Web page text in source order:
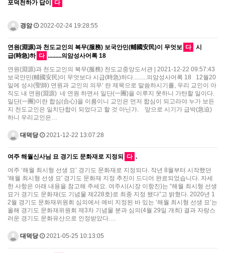
포덕천하가 답이 다
경암 2022-02-24 19:28:55
연원(淵源)과 천도교인의 복무(服務) 보국안민(輔國安民)이 무엇보 다
시
급(時急)하 다 .........의암성사어록 18
연원(淵源)과 천도교인의 복무(服務) 천도교중앙도서관 | 2021-12-22 09:57:43
보국안민(輔國安民)이 무엇보다 시급(時急)하다.........의암성사어록 18 12월20
일에 성사(聖師) 연원과 교인의 의무‘ 란 제목으로 말씀하시기를, 우리 교인이 아
직도 내 연원(淵源) 네 연원 하면서 일단(一團)을 이루지 못하니 가탄할 일이다.
일단(一團)이란 합심(合心)을 이름이니 교인은 먼저 합심이 되고라야 누가 보든
지 천도교인은 일치단합이 되었다고 할 것 아닌가. 앞으로 시기가 급박(急迫)
하니 우리교인은…
대덕당 2021-12-22 13:07:28
여주 해월신사님 묘 경기도 문화재로 지정되 다 .
여주 ‘해월 최시형 선생 묘’ 경기도 문화재로 지정되다. 작년 8월부터 시작했던
'해월 최시형 선생 묘' 경기도 문화재 지정 추진이 드디어 완료되었습니다. 자세
한 사항은 아래 내용을 참고해 주세요. 여주시(시장 이항진)는 “해월 최시형 선생
묘가 경기도 문화재(도 기념물 제228호)로 최종 지정 됐다”고 밝혔다. 2020년 1
2월 경기도 문화재위원회 심의에서 예비 지정된 바 있는 ‘해월 최시형 선생 묘’는
올해 경기도 문화재위원회 제3차 기념물 분과 심의(4월 29일 개최) 결과 자랑스
러운 경기도 문화유산으로 인정받았다.…
대덕당 2021-05-25 10:13:05